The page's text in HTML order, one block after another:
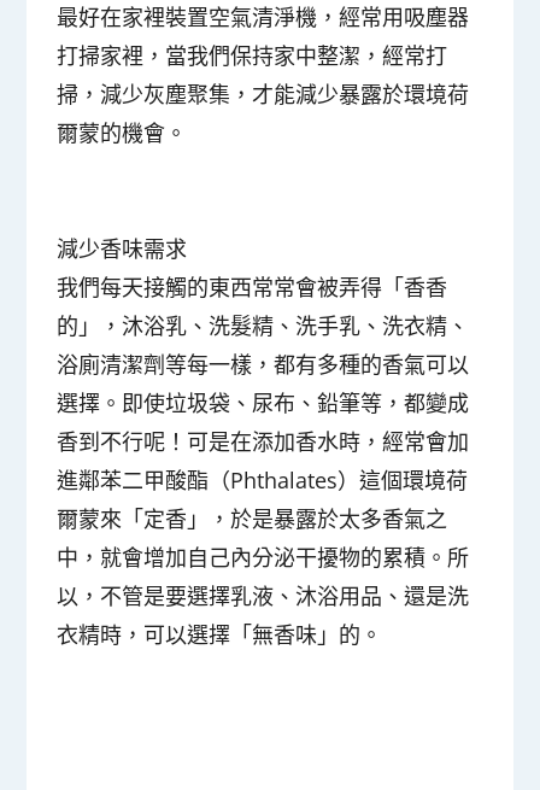
最好在家裡裝置空氣清淨機 ，經常用吸塵器
打掃家裡，當我們保持家中整潔，經常打
掃，減少灰塵聚集，才能減少暴露於環境荷
爾蒙的機會。
減少香味需求
我們每天接觸的東西常常會被弄得「香香
的」，沐浴乳、洗髮精、洗手乳、洗衣精、
浴廁清潔劑等每一樣，都有多種的香氣可以
選擇。即使垃圾袋、尿布、鉛筆等，都變成
香到不行呢！可是在添加香水時，經常會加
進鄰苯二甲酸酯（Phthalates）這個環境荷
爾蒙來「定香」，於是暴露於太多香氣之
中，就會增加自己內分泌干擾物的累積。所
以，不管是要選擇乳液、沐浴用品、還是洗
衣精時，可以選擇「無香味」的。